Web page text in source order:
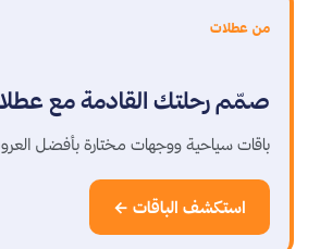
من عطلات
صمّم رحلتك القادمة مع
باقات سياحية ووجهات مختارة بأفضل
استكشف الباقات ←